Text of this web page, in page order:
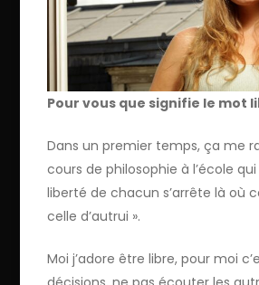
Pour vous que signifie le mot
Dans un premier temps, ça me
cours de philosophie à l’école
liberté de chacun s’arrête là où
celle d’autrui ».
Moi j’adore être libre, pour moi